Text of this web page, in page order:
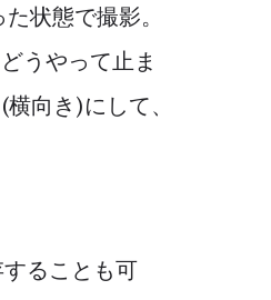
状態で撮影。
うやって止ま
向き)にして、
ることも可